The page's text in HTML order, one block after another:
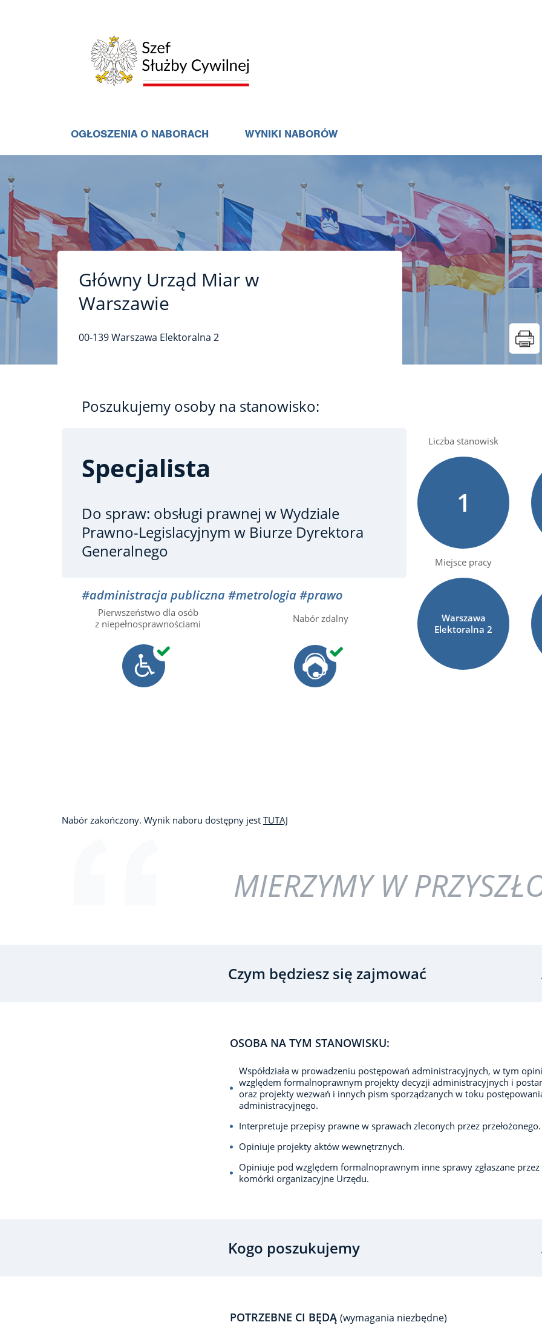
OGŁOSZENIA O NABORACH WYNIKI NABORÓW
Główny Urząd Miar w
Warszawie
00-139Warszawa Elektoralna 2
Poszukujemy osoby na stanowisko:
Specjalista
Do spraw: obsługi prawnej w Wydziale
Prawno-Legislacyjnym w Biurze Dyrektora
Generalnego
#administracja publiczna#metrologia#prawo
Pierwszeństwo dla osób
z niepełnosprawnościami
Nabór zdalny
Liczba stanowisk
1
Miejsce pracy
Warszawa
Elektoralna 2
Nabór zakończony. Wynik naboru dostępny jest TUTAJ
MIERZYMY W
Czym będziesz się zajmować
OSOBA NA TYM STANOWISKU:
Współdziała w prowadzeniu postępowań administracyjnych, w tym
względem formalnoprawnym projekty decyzji administracyjnych i
oraz projekty wezwań i innych pism sporządzanych w toku
administracyjnego.
Interpretuje przepisy prawne w sprawach zleconych przez przełożonego.
Opiniuje projekty aktów wewnętrznych.
Opiniuje pod względem formalnoprawnym inne sprawy zgłaszane przez
komórki organizacyjne Urzędu.
Kogo poszukujemy
POTRZEBNE CI BĘDĄ (wymagania niezbędne)